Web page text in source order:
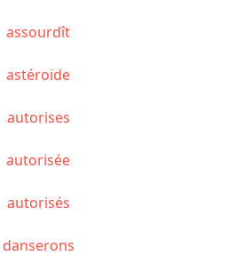
assourdît
astéroïde
autorises
autorisée
autorisés
danserons